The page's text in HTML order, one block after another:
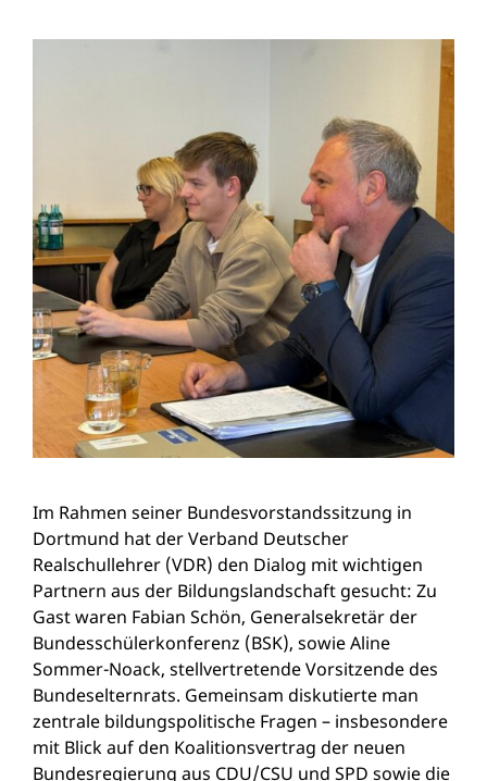
Im Rahmen seiner Bundesvorstandssitzung in
Dortmund hat der Verband Deutscher
Realschullehrer (VDR) den Dialog mit wichtigen
Partnern aus der Bildungslandschaft gesucht: Zu
Gast waren Fabian Schön, Generalsekretär der
Bundesschülerkonferenz (BSK), sowie Aline
Sommer-Noack, stellvertretende Vorsitzende des
Bundeselternrats. Gemeinsam diskutierte man
zentrale bildungspolitische Fragen – insbesondere
mit Blick auf den Koalitionsvertrag der neuen
Bundesregierung aus CDU/CSU und SPD sowie die